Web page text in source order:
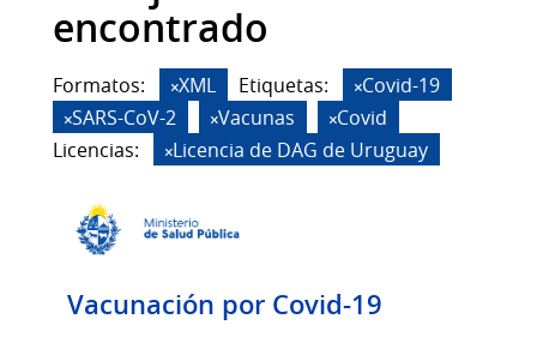
encontrado
Formatos: XML Etiquetas:
Covid-19
SARS-CoV-2
Vacunas
Covid
Licencias:
Licencia de DAG de Uruguay
Vacunación por Covid-19